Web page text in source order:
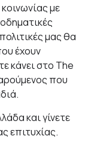
με
μας θα
έχουν
κάνει στο The
που
και γίνετε
επιτυχίας.